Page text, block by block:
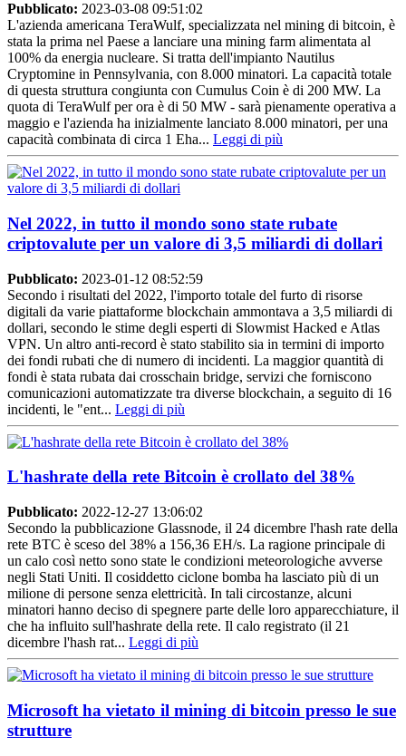
Pubblicato: 2023-03-08 09:51:02
L'azienda americana TeraWulf, specializzata nel mining di bitcoin, è
stata la prima nel Paese a lanciare una mining farm alimentata al
100% da energia nucleare. Si tratta dell'impianto Nautilus
Cryptomine in Pennsylvania, con 8.000 minatori. La capacità totale
di questa struttura congiunta con Cumulus Coin è di 200 MW. La
quota di TeraWulf per ora è di 50 MW - sarà pienamente operativa a
maggio e l'azienda ha inizialmente lanciato 8.000 minatori, per una
capacità combinata di circa 1 Eha... Leggi di più
Nel 2022, in tutto il mondo sono state rubate
criptovalute per un valore di 3,5 miliardi di dollari
Pubblicato: 2023-01-12 08:52:59
Secondo i risultati del 2022, l'importo totale del furto di risorse
digitali da varie piattaforme blockchain ammontava a 3,5 miliardi di
dollari, secondo le stime degli esperti di Slowmist Hacked e Atlas
VPN. Un altro anti-record è stato stabilito sia in termini di importo
dei fondi rubati che di numero di incidenti. La maggior quantità di
fondi è stata rubata dai crosschain bridge, servizi che forniscono
comunicazioni automatizzate tra diverse blockchain, a seguito di 16
incidenti, le "ent... Leggi di più
L'hashrate della rete Bitcoin è crollato del 38%
Pubblicato: 2022-12-27 13:06:02
Secondo la pubblicazione Glassnode, il 24 dicembre l'hash rate della
rete BTC è sceso del 38% a 156,36 EH/s. La ragione principale di
un calo così netto sono state le condizioni meteorologiche avverse
negli Stati Uniti. Il cosiddetto ciclone bomba ha lasciato più di un
milione di persone senza elettricità. In tali circostanze, alcuni
minatori hanno deciso di spegnere parte delle loro apparecchiature, il
che ha influito sull'hashrate della rete. Il calo registrato (il 21
dicembre l'hash rat... Leggi di più
Microsoft ha vietato il mining di bitcoin presso le sue
strutture